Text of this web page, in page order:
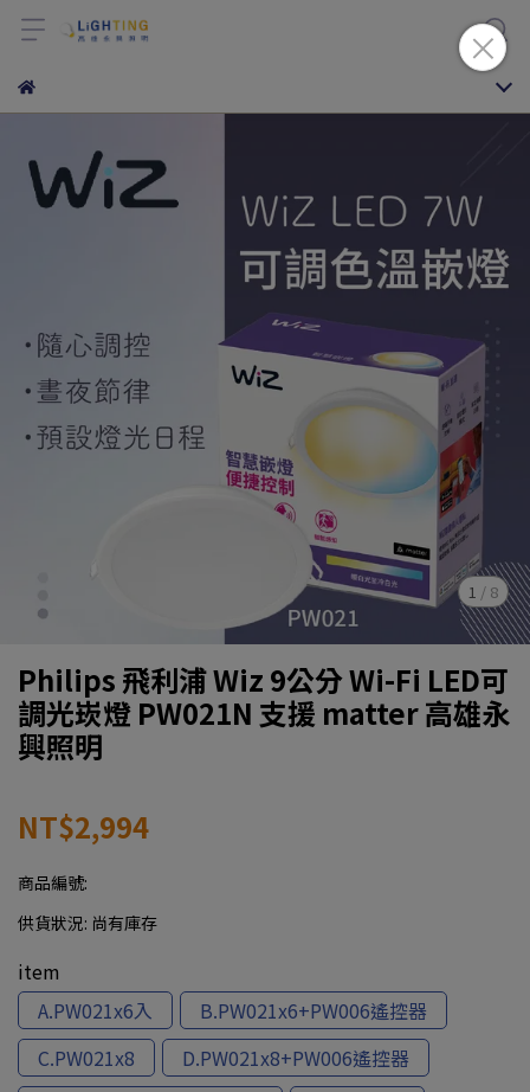
1 / 8
Philips 飛利浦 Wiz 9公分 Wi-Fi LED可
調光崁燈 PW021N 支援 matter 高雄永
興照明
NT$2,994
商品編號:
供貨狀況: 尚有庫存
item
A.PW021x6入
B.PW021x6+PW006遙控器
C.PW021x8
D.PW021x8+PW006遙控器